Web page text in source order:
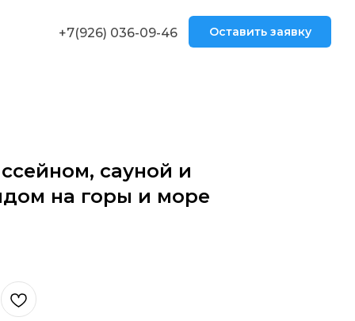
+7(926) 036-09-46 Оставить заявку
сауной и
на горы и море